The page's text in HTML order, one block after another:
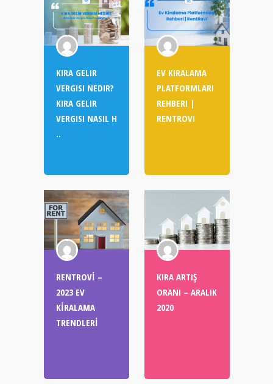
KIRA GELIR
VERGISI NEDIR?
KIRA GELIR
VERGISI NASIL H
..
EV KIRALAMA
PLATFORMLARI
REHBERI |
RENTROVI
RENTROVİ –
2023 EV
KİRALAMA
TRENDLERİ
KIRA ARTIŞ
ORANI – ARALIK
2020